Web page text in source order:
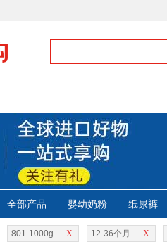
全部产品 婴幼奶粉 纸尿裤
X
801-1000g X
12-36个月